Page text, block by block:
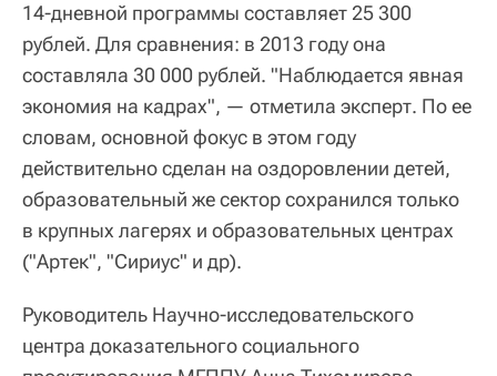
14-дневной программы составляет 25 300
рублей. Для сравнения: в 2013 году она
составляла 30 000 рублей. "Наблюдается явная
экономия на кадрах", — отметила эксперт. По ее
словам, основной фокус в этом году
действительно сделан на оздоровлении детей,
образовательный же сектор сохранился только
в крупных лагерях и образовательных центрах
("Артек", "Сириус" и др).
Руководитель Научно-исследовательского
центра доказательного социального